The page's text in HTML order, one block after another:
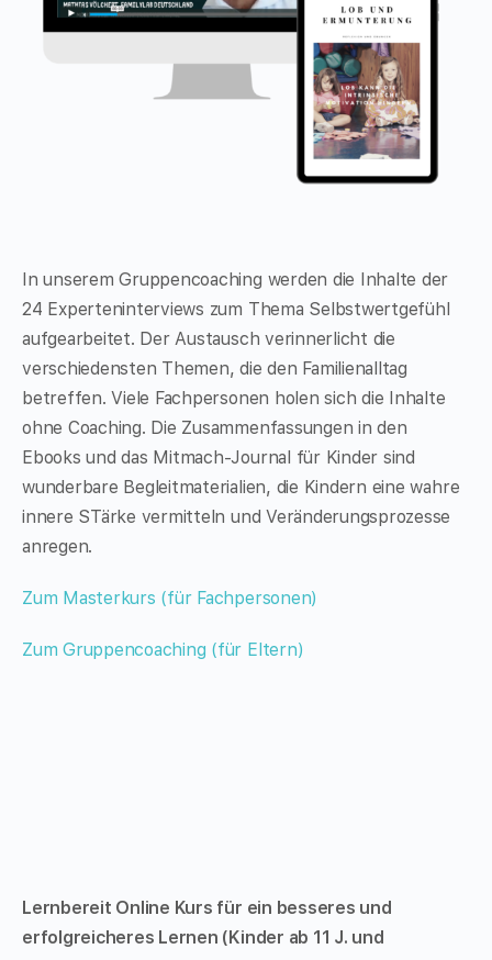
In unserem Gruppencoaching werden die Inhalte der
24 Experteninterviews zum Thema Selbstwertgefühl
aufgearbeitet. Der Austausch verinnerlicht die
verschiedensten Themen, die den Familienalltag
betreffen. Viele Fachpersonen holen sich die Inhalte
ohne Coaching. Die Zusammenfassungen in den
Ebooks und das Mitmach-Journal für Kinder sind
wunderbare Begleitmaterialien, die Kindern eine wahre
innere STärke vermitteln und Veränderungsprozesse
anregen.
Zum Masterkurs (für Fachpersonen)
Zum Gruppencoaching (für Eltern)
Lernbereit Online Kurs für ein besseres und
erfolgreicheres Lernen (Kinder ab 11 J. und